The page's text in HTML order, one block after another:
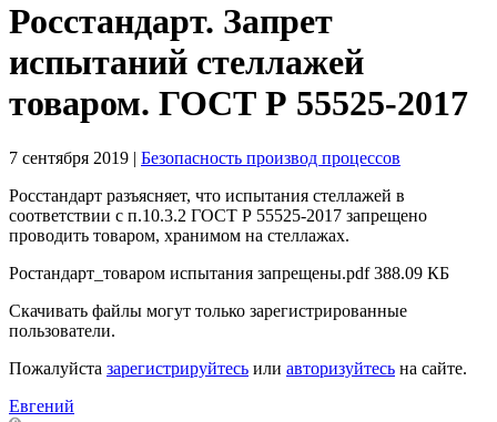
Росстандарт. Запрет
испытаний стеллажей
товаром. ГОСТ Р 55525-2017
7 сентября 2019 | Безопасность производ процессов
Росстандарт разъясняет, что испытания стеллажей в
соответствии с п.10.3.2 ГОСТ Р 55525-2017 запрещено
проводить товаром, хранимом на стеллажах.
Ростандарт_товаром испытания запрещены.pdf388.09 КБ
Скачивать файлы могут только зарегистрированные
пользователи.
Пожалуйста зарегистрируйтесь или авторизуйтесь на сайте.
Евгений